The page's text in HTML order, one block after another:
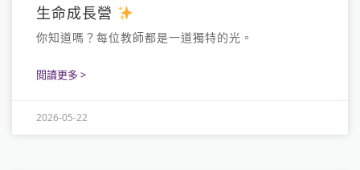
生命成長營
你知道嗎？每位教師都是一道獨特的光。
閱讀更多 >
2026-05-22